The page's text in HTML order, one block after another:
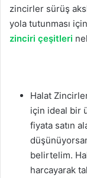
zincirler sürüş
yola tutunması
zinciri çeşitleri
Halat
için ideal bir
fiyata satın
belirtelim.
harcayarak